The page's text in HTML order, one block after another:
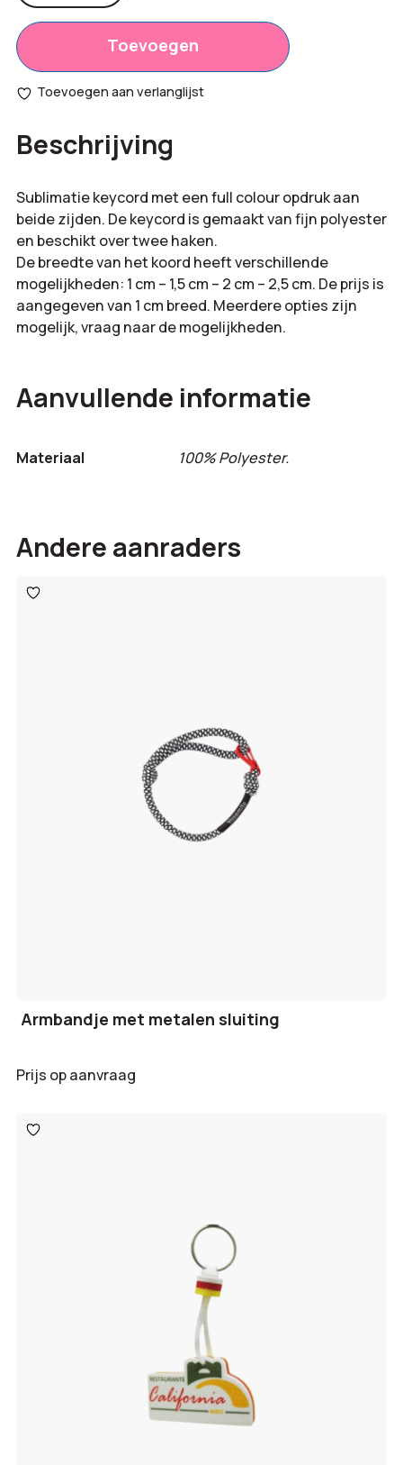
Totaal
opties:
€0,00
totaal:
haken
aantal
Toevoegen
Toevoegen aan verlanglijst
Beschrijving
Sublimatie keycord met een full colour opdruk aan
beide zijden. De keycord is gemaakt van fijn polyester
en beschikt over twee haken.
De breedte van het koord heeft verschillende
mogelijkheden: 1 cm – 1,5 cm – 2 cm – 2,5 cm. De prijs is
aangegeven van 1 cm breed. Meerdere opties zijn
mogelijk, vraag naar de mogelijkheden.
Aanvullende informatie
Materiaal 100% Polyester.
Andere aanraders
Toevoegen
aan
Armbandje met metalen sluiting
Prijs op aanvraag
Toevoegen
aan